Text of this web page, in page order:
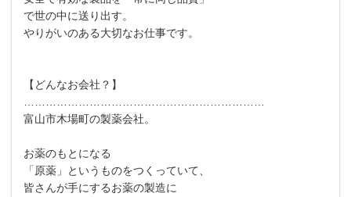
で世の中に送り出す。
やりがいのある大切なお仕事です。
【どんなお会社？】
富山市木場町の製薬会社。
お薬のもとになる
「原薬」というものをつくっていて、
皆さんが手にするお薬の製造に